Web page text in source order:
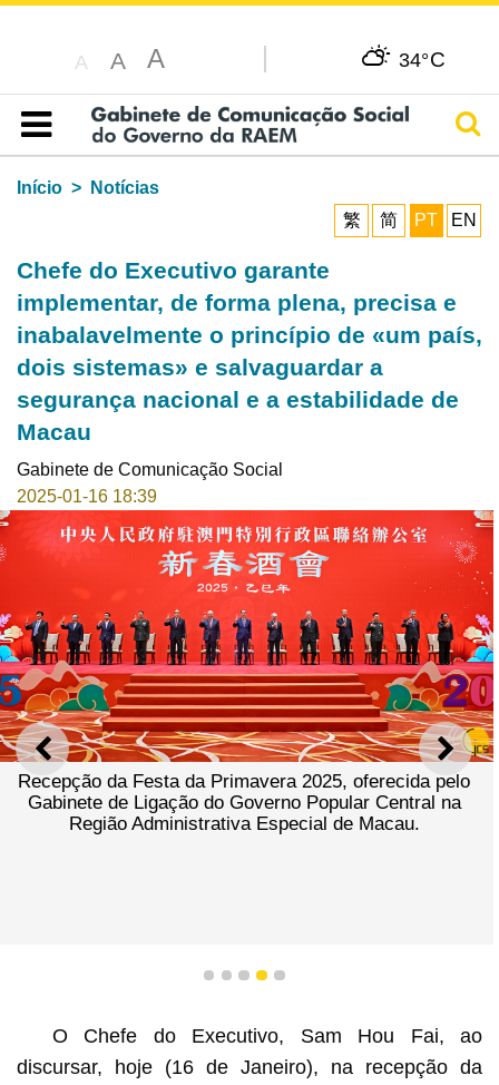
A A A 34°C
Índice
Início
Notícias
繁
简 PT EN
Chefe do Executivo garante
implementar, de forma plena, precisa e
inabalavelmente o princípio de «um país,
dois sistemas» e salvaguardar a
segurança nacional e a estabilidade de
Macau
Gabinete de Comunicação Social
2025-01-16 18:39
ANTERIOR
Recepção da Festa da Primavera 2025, oferecida pelo
Gabinete de Ligação do Governo Popular Central na
Região Administrativa Especial de Macau.
1 2 3 4 5
O Chefe do Executivo, Sam Hou Fai, ao
discursar, hoje (16 de Janeiro), na recepção da